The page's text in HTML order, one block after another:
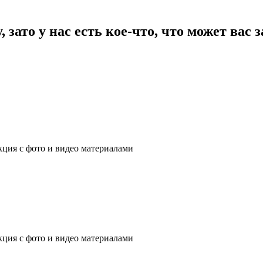
у нас есть кое-что, что может вас
с фото и видео материалами
с фото и видео материалами